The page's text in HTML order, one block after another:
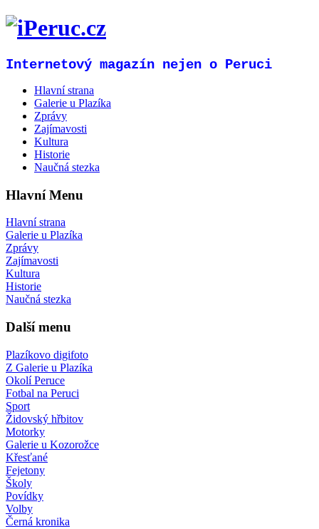
Internetový magazín nejen o Peruci
Hlavní strana
Galerie u Plazíka
Zprávy
Zajímavosti
Kultura
Historie
Naučná stezka
Hlavní Menu
Hlavní strana
Galerie u Plazíka
Zprávy
Zajímavosti
Kultura
Historie
Naučná stezka
Další menu
Plazíkovo digifoto
Z Galerie u Plazíka
Okolí Peruce
Fotbal na Peruci
Sport
Židovský hřbitov
Motorky
Galerie u Kozorožce
Křesťané
Fejetony
Školy
Povídky
Volby
Černá kronika